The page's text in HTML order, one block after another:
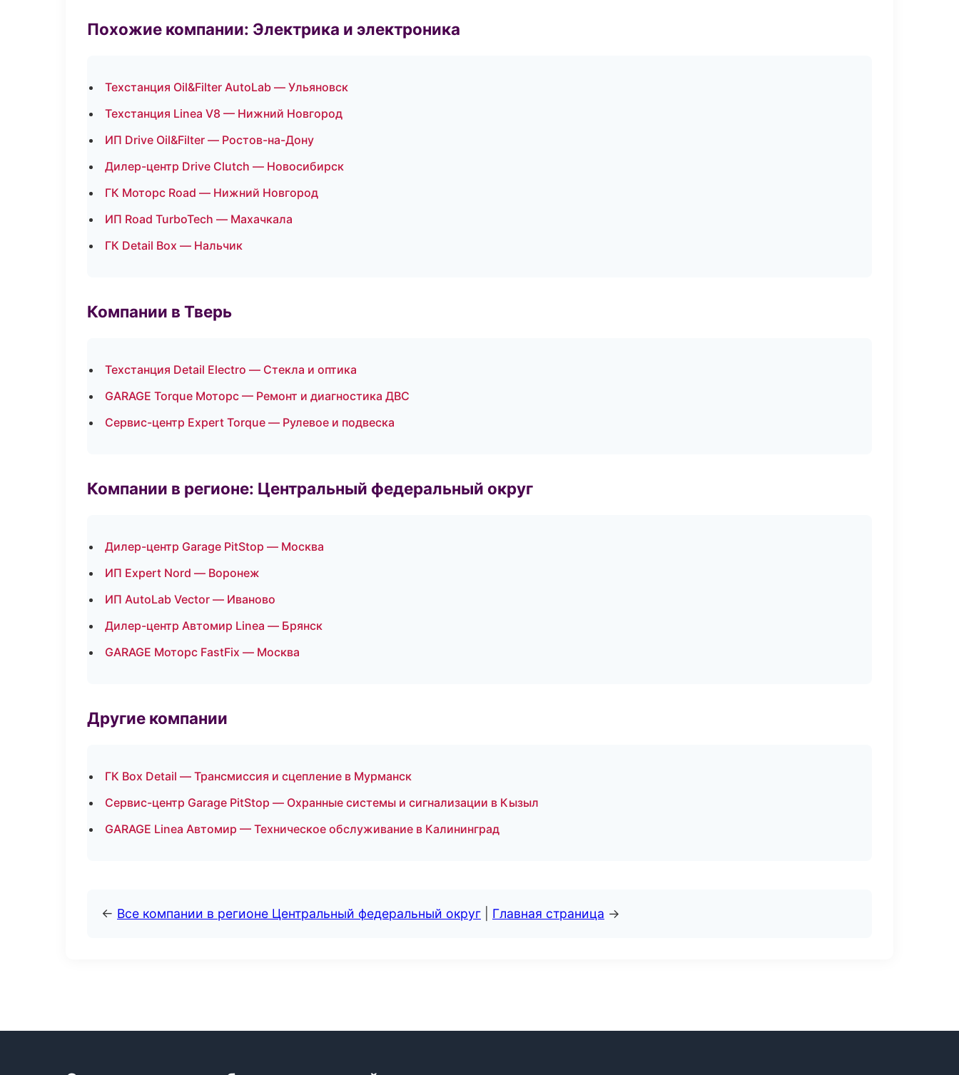
Похожие компании: Электрика и электроника
Техстанция Oil&Filter AutoLab — Ульяновск
Техстанция Linea V8 — Нижний Новгород
ИП Drive Oil&Filter — Ростов-на-Дону
Дилер-центр Drive Clutch — Новосибирск
ГК Моторс Road — Нижний Новгород
ИП Road TurboTech — Махачкала
ГК Detail Box — Нальчик
Компании в Тверь
Техстанция Detail Electro — Стекла и оптика
GARAGE Torque Моторс — Ремонт и диагностика ДВС
Сервис-центр Expert Torque — Рулевое и подвеска
Компании в регионе: Центральный федеральный округ
Дилер-центр Garage PitStop — Москва
ИП Expert Nord — Воронеж
ИП AutoLab Vector — Иваново
Дилер-центр Автомир Linea — Брянск
GARAGE Моторс FastFix — Москва
Другие компании
ГК Box Detail — Трансмиссия и сцепление в Мурманск
Сервис-центр Garage PitStop — Охранные системы и сигнализации в Кызыл
GARAGE Linea Автомир — Техническое обслуживание в Калининград
← Все компании в регионе Центральный федеральный округ Главная страница →